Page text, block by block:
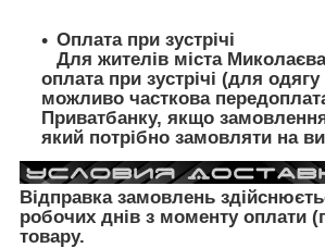
Оплата при зустрічі
Для жителів міста
оплата при зустрічі (для одягу
можливо часткова
Приватбанку, якщо
який потрібно замовляти на
Відправка замовлень
робочих днів з моменту оплати
товару.